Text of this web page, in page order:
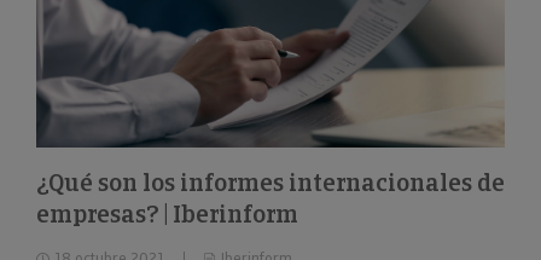
¿Qué son los informes internacionales de
empresas? | Iberinform